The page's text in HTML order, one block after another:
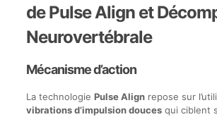
de Pulse Align et
Neurovertébrale
Mécanisme d’action
La technologie Pulse Alignrepose sur
vibrations d’impulsion doucesqui ciblent